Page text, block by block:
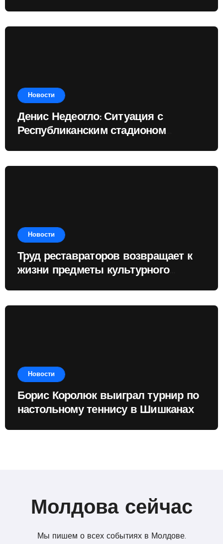
Новости
Денис Недеогло: Ситуация с
Республиканским стадионом
Новости
Труд реставраторов возвращает к
жизни предметы культурного
Новости
Борис Королюк выиграл турнир по
настольному теннису в Шишканах
Молдова сейчас
Мы пишем о всех событиях в Молдове.